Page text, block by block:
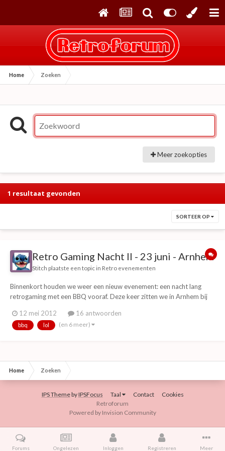
Home Zoeken
Meer zoekopties
1 resultaat gevonden
SORTEER OP
Retro Gaming Nacht II - 23 juni - Arnhem
Stitch plaatste een topic in Retro evenementen
Binnenkort houden we weer een nieuw evenement: een nacht lang
retrogaming met een BBQ vooraf. Deze keer zitten we in Arnhem bij
(20+) op en is er veel te zien en te doen. Ze hebben ook een
computermuseum met werkende antieke stukke...
12 mei 2012 16 antwoorden
bbq lol (en 6 meer)
Home Zoeken
IPS ThemebyIPSFocus Taal Contact
Cookies
Retroforum
Powered by Invision Community
Forums Ongelezen Inloggen Registreren Meer